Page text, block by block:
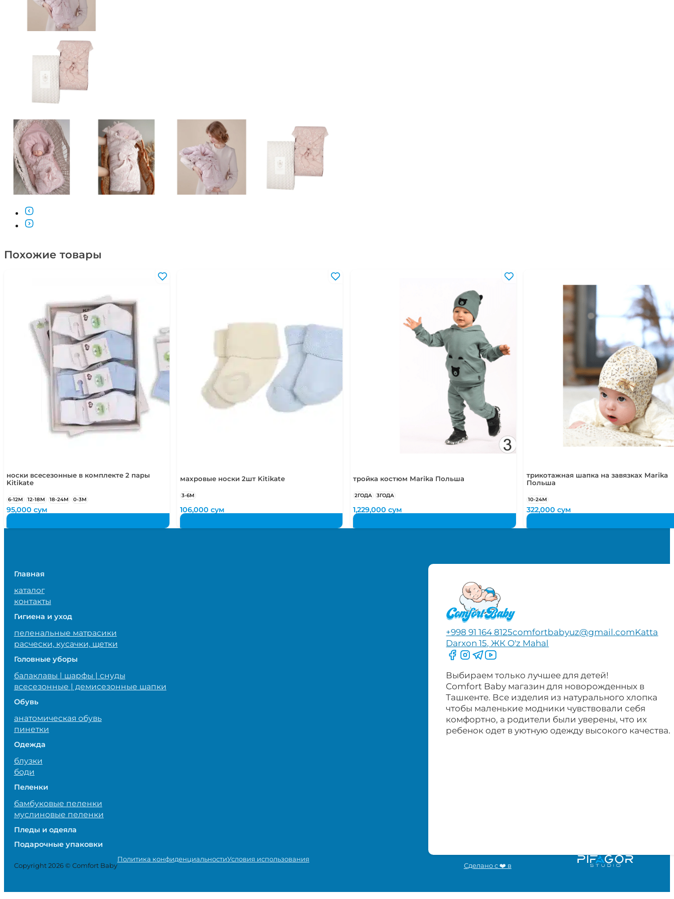
Похожие товары
носки всесезонные в комплекте 2 пары
Kitikate
6-12М 12-18М 18-24М 0-3М
95,000сум
махровые носки 2шт Kitikate
3-6М
106,000 сум
тройка костюм Marika Польша
2ГОДА 3ГОДА
1,229,000сум
трикотажная шапка на завязках Marika
Польша
10-24М
322,000 сум
Главная
каталог
контакты
Гигиена и уход
пеленальные матрасики
расчески, кусачки, щетки
Головные уборы
балаклавы | шарфы | снуды
всесезонные | демисезонные шапки
Обувь
анатомическая обувь
пинетки
Одежда
блузки
боди
Пеленки
бамбуковые пеленки
муслиновые пеленки
Пледы и одеяла
Подарочные упаковки
+998 91 164 8125comfortbabyuz@gmail.comKatta
Darxon 15, ЖК O'z Mahal
Следите за нами на Facebook
Следите за нами в Instagram
Следите за нами в Telegram
Следите за нами в YouTube
Выбираем только лучшее для детей!
Comfort Baby магазин для новорожденных в
Ташкенте. Все изделия из натурального хлопка
чтобы маленькие модники чувствовали себя
комфортно, а родители были уверены, что их
ребенок одет в уютную одежду высокого качества.
Copyright 2026 © Comfort Baby
Политика конфиденциальностиУсловия использования
Сделано с ❤️ в